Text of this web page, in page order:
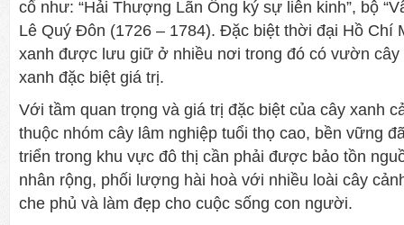
cổ như: “Hải Thượng Lãn Ông ký sự liên kinh”, bộ
Lê Quý Đôn (1726 – 1784). Đặc biệt thời đại Hồ Chí
xanh được lưu giữ ở nhiều nơi trong đó có vườn cây
xanh đặc biệt giá trị.
Với tầm quan trọng và giá trị đặc biệt của cây xanh
thuộc nhóm cây lâm nghiệp tuổi thọ cao, bền vững
triển trong khu vực đô thị cần phải được bảo tồn
nhân rộng, phối lượng hài hoà với nhiều loài cây
che phủ và làm đẹp cho cuộc sống con người.